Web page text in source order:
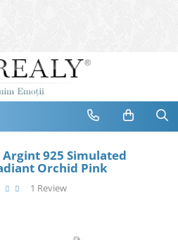
925 Simulated
Orchid Pink
1 Review